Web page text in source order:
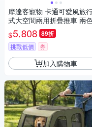
摩達客寵物 卡通可愛風旅
式大空間兩用折疊推車 兩
選 狗窩貓窩外出露營
$5,808 89折
挑戰低價 券
加入購物車